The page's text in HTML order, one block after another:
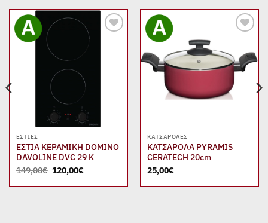
ΕΣΤΊΕΣ
ΕΣΤΙΑ ΚΕΡΑΜΙΚΗ DOMINO
DAVOLINE DVC 29 K
149,00€ Original
price
was:
120,00€Η
τιμή
ΚΑΤΣΑΡΌΛΕΣ
ΚΑΤΣΑΡΟΛΑ PYRAMIS
CERATECH 20cm
25,00€